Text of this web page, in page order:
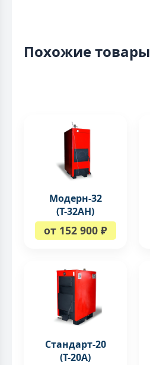
Похожие товары
Модерн-32
(Т-32АН)
от 152 900 ₽
Стандарт-20
(Т-20А)